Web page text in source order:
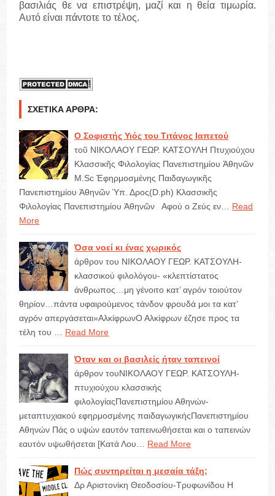
βασιλιάς θε να επιστρέψη, μαζί και η θεία τιμωρία.
Αυτό είναι πάντοτε το τέλος.
ΣΧΕΤΙΚΆ ΆΡΘΡΑ:
Ο Σοφιστής Υιός του Τιτάνος Ιαπετού
τοῦ ΝΙΚΟΛΑΟΥ ΓΕΩΡ. ΚΑΤΣΟΥΛΗ Πτυχιούχου
Κλασσικῆς Φιλολογίας Πανεπιστημίου Ἀθηνῶν
M.Sc Ἐφηρμοσμένης Παιδαγωγικῆς
Πανεπιστημίου Ἀθηνῶν Ὑπ. Δρος(D.ph) Κλασσικῆς
Φιλολογίας Πανεπιστημίου Ἀθηνῶν Αφού ο Ζεύς εν…
Read
More
Όσα νοεί κι ένας χωρικός
άρθρον του ΝΙΚΟΛΑΟΥ ΓΕΩΡ. ΚΑΤΣΟΥΛΗ-
κλασσικού φιλολόγου- «κλεπτίστατος
άνθρωπος…μη γένοιτο κατ’ αγρόν τοιούτον
θηρίον…πάντα υφαιρούμενος τάνδον φρουδά μοι τα κατ’
αγρόν απεργάσεται»ΑλκίφρωνΟ Αλκίφρων έζησε προς τα
τέλη του …
Read More
Όταν και οι βασιλείς ήταν ταπεινοί
άρθρον τουΝΙΚΟΛΑΟΥ ΓΕΩΡ. ΚΑΤΣΟΥΛΗ-
πτυχιούχου κλασσικής
φιλολογίαςΠανεπιστημίου Αθηνών-
μεταπτυχιακού εφηρμοσμένης παιδαγωγικήςΠανεπιστημίου
Αθηνών Πάς ο υψών εαυτόν ταπεινωθήσεται και ο ταπεινών
εαυτόν υψωθήσεται [Κατά Λου…
Read More
Πώς συντηρείται η μεσαία τάξη;
Δρ Αριστονίκη Θεοδοσίου-Τρυφωνίδου Η